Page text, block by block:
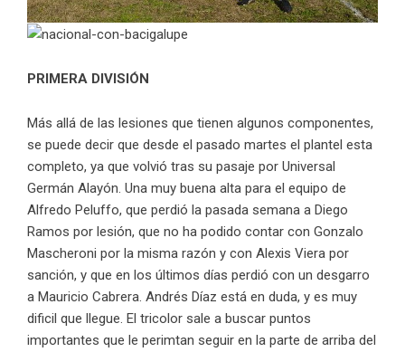
PRIMERA DIVISIÓN
Más allá de las lesiones que tienen algunos componentes,
se puede decir que desde el pasado martes el plantel esta
completo, ya que volvió tras su pasaje por Universal
Germán Alayón. Una muy buena alta para el equipo de
Alfredo Peluffo, que perdió la pasada semana a Diego
Ramos por lesión, que no ha podido contar con Gonzalo
Mascheroni por la misma razón y con Alexis Viera por
sanción, y que en los últimos días perdió con un desgarro
a Mauricio Cabrera. Andrés Díaz está en duda, y es muy
dificil que llegue. El tricolor sale a buscar puntos
importantes que le perimtan seguir en la parte de arriba del